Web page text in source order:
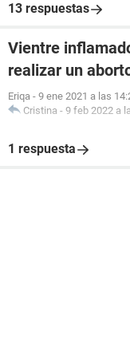
13 respuestas
Vientre
realizar un
Eriqa - 9 ene 2021 a las
Cristina - 9 feb 2022 a
1 respuesta